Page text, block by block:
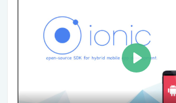
Play